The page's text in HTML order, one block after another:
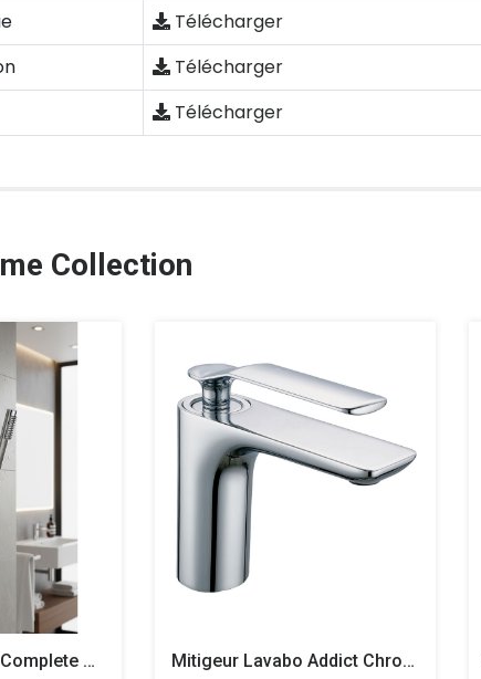
Télécharger
Télécharger
Télécharger
Collection
Barre De Douche Complete Cox 90 Cm Mitigeur Lavabo Addict Chrome